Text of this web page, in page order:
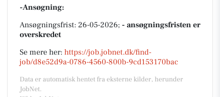
-Ansøgning:
Ansøgningsfrist: 26-05-2026; - ansøgningsfristen er
overskredet
Se mere her: https://job.jobnet.dk/find-
job/d8e52d9a-0786-4560-800b-9cd153170bac
Data er automatisk hentet fra eksterne kilder, herunder
JobNet.